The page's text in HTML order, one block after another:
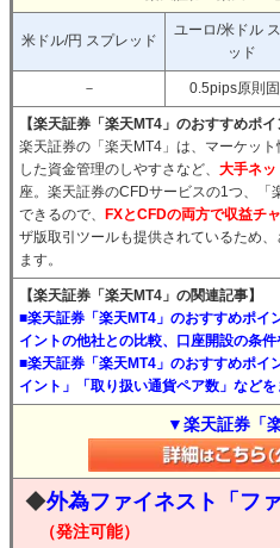
米ドル/円 スプレッド
ユーロ/米ドル
ッド
－ 0.5pips原則
【楽天証券「楽天MT4」のおすすめポイ
楽天証券の「楽天MT4」は、マーケッ
した資金管理のしやすさなど、 大手ネッ
座。楽天証券のCFDサービスの1つ、「
できるので、
FXとCFDの両方で収益チ
ザ版取引ツールも提供されているため
ます。
【楽天証券「楽天MT4」の関連記事】
■楽天証券「楽天MT4」のおすすめポイ
イントの他社との比較、口座開設の条
■楽天証券「楽天MT4」のおすすめポイ
イント」「取り扱い通貨ペア数」などを
▼楽天証券「
◆外為ファイネスト「フ
（発注可能）